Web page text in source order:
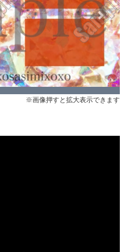
Next
※画像押すと拡大表示できます